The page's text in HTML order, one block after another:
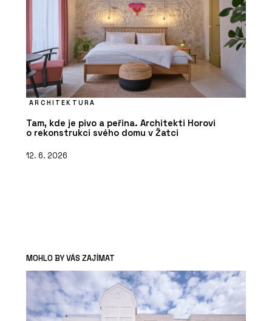
ARCHITEKTURA
Tam, kde je pivo a peřina. Architekti Horovi
o rekonstrukci svého domu v Žatci
12. 6. 2026
MOHLO BY VÁS ZAJÍMAT